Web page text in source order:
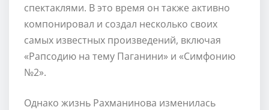
спектаклями. В это время он также активно
компонировал и создал несколько своих
самых известных произведений, включая
«Рапсодию на тему Паганини» и «Симфонию
№2».
Однако жизнь Рахманинова изменилась